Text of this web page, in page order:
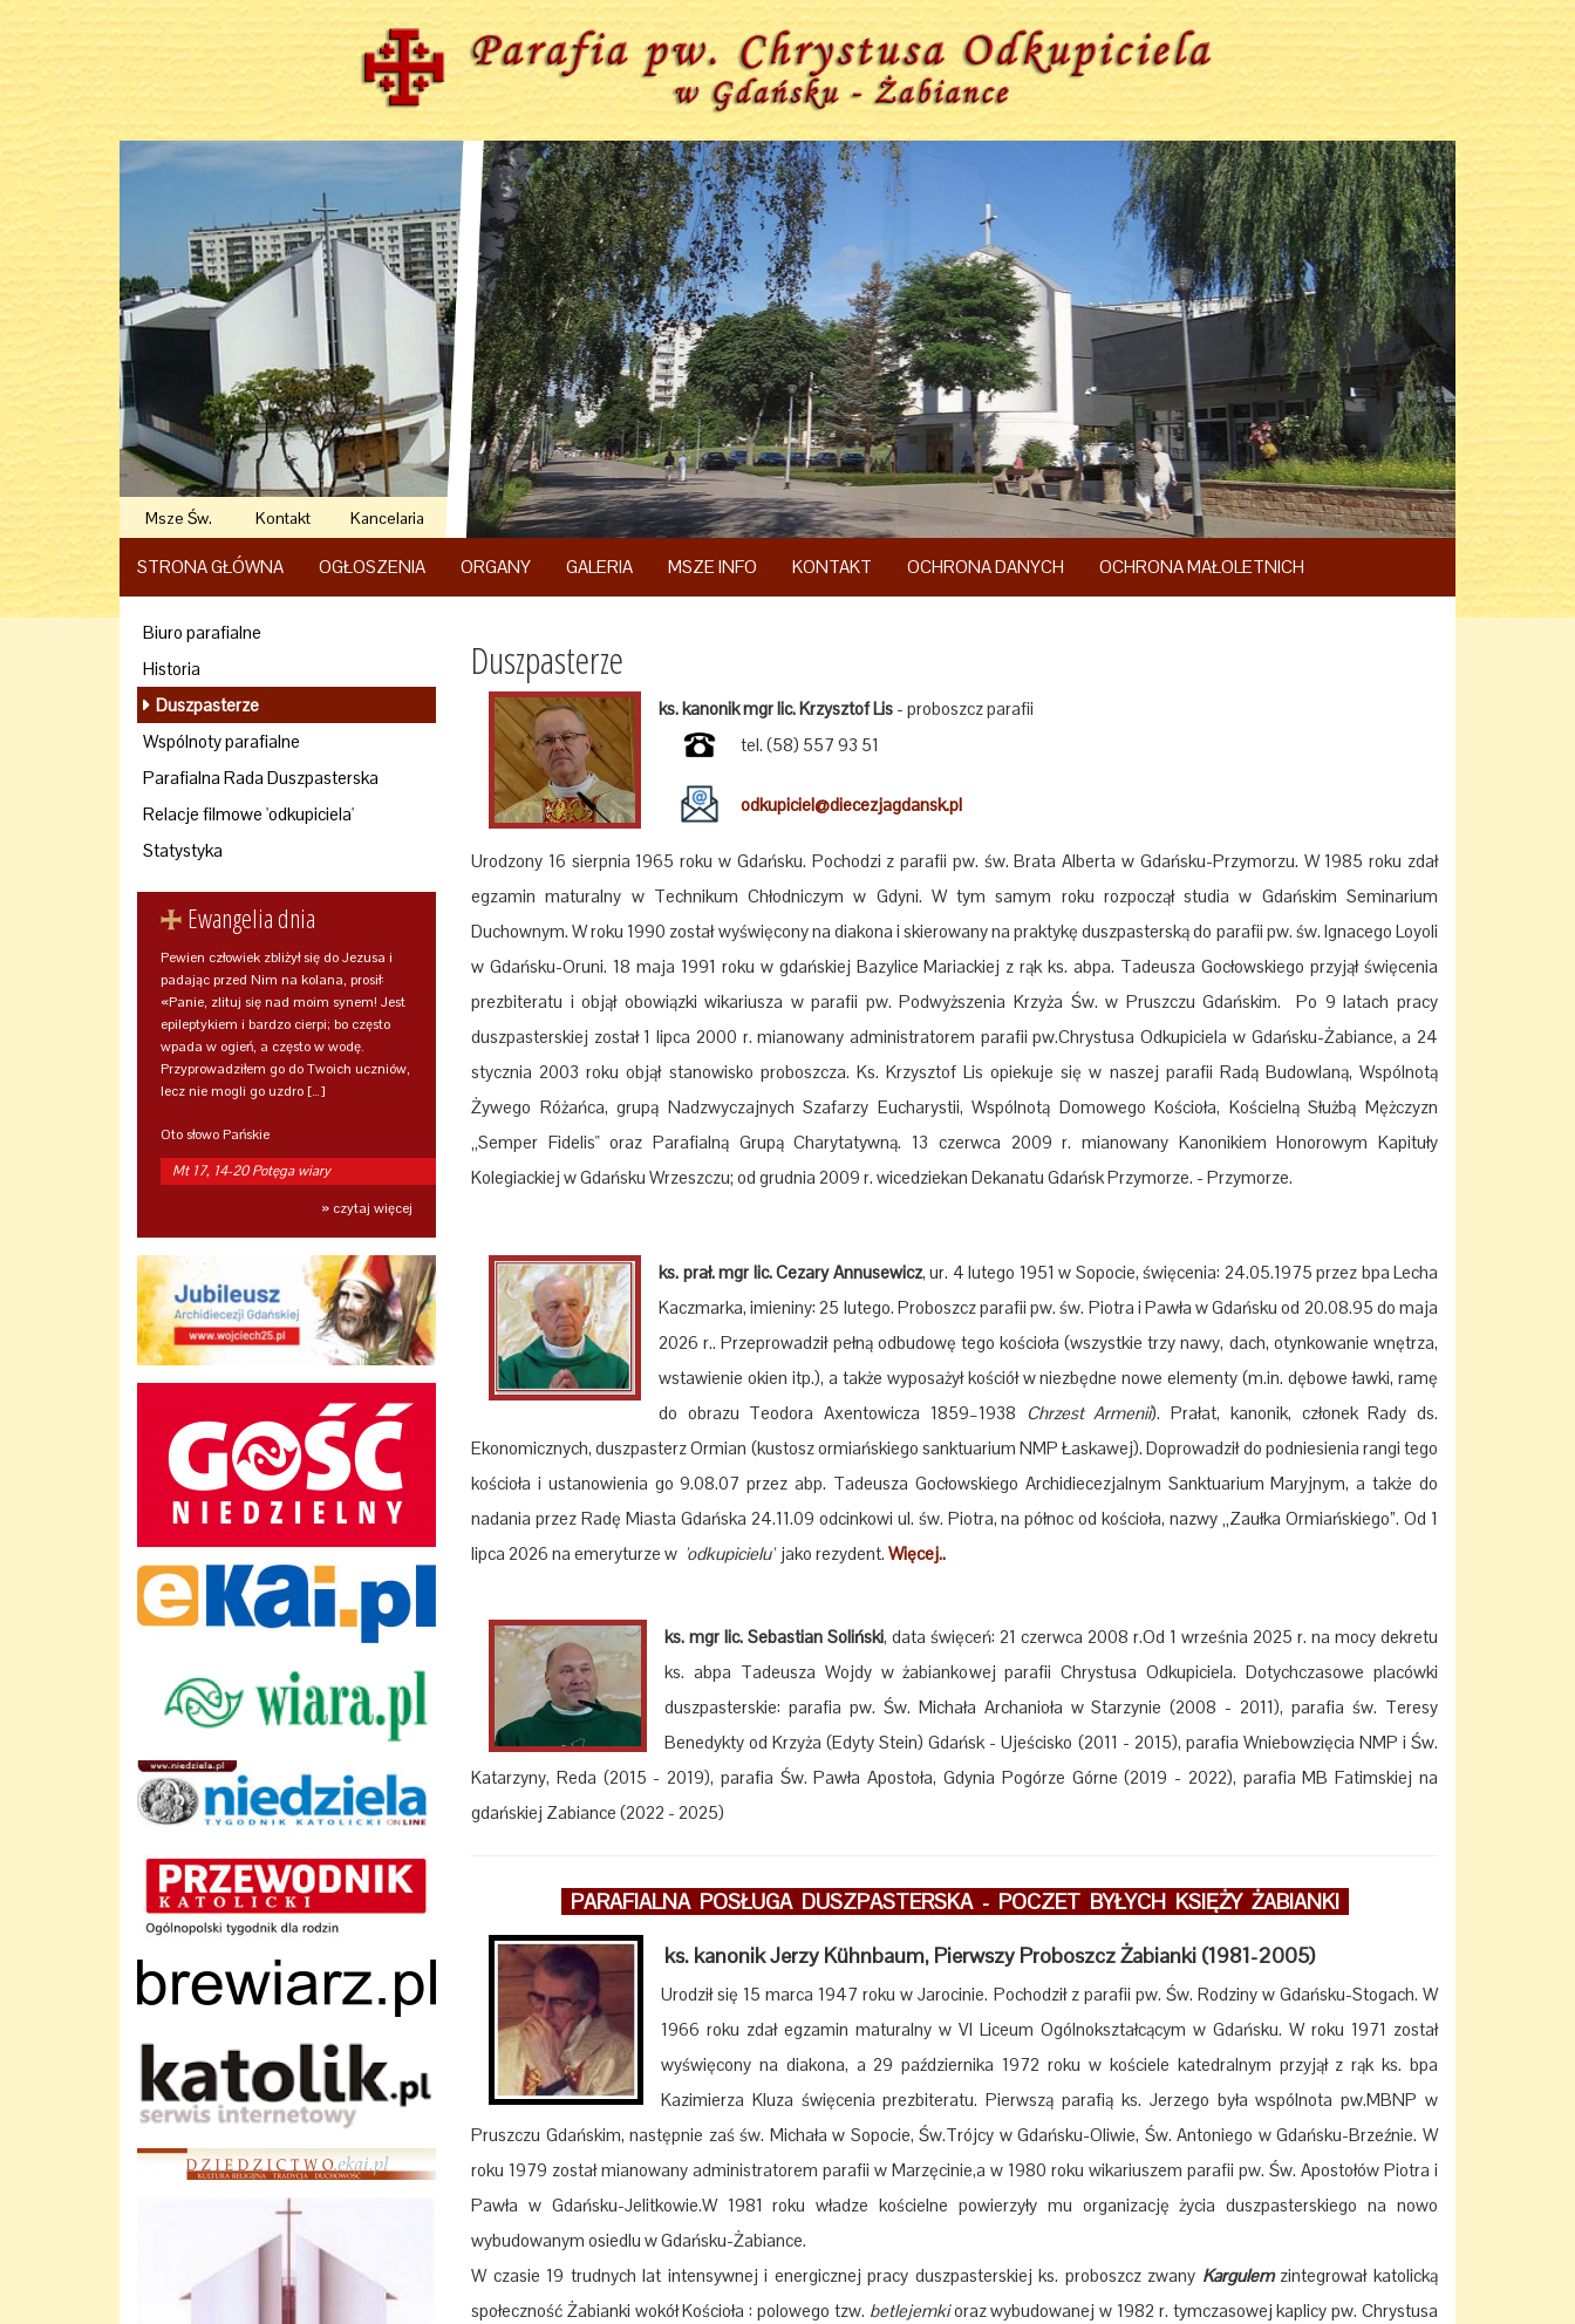
Msze Św. Kontakt Kancelaria
STRONA GŁÓWNA OGŁOSZENIA ORGANY GALERIA MSZE INFO KONTAKT OCHRONA DANYCH OCHRONA MAŁOLETNICH
Biuro parafialne
Historia
Duszpasterze
Wspólnoty parafialne
Parafialna Rada Duszpasterska
Relacje filmowe 'odkupiciela'
Statystyka
Ewangelia dnia
Pewien człowiek zbliżył się do Jezusa i
padając przed Nim na kolana, prosił:
«Panie, zlituj się nad moim synem! Jest
epileptykiem i bardzo cierpi; bo często
wpada w ogień, a często w wodę.
Przyprowadziłem go do Twoich uczniów,
lecz nie mogli go uzdro […]
Oto słowo Pańskie
Mt 17, 14-20 Potęga wiary
» czytaj więcej
Duszpasterze
ks. kanonik mgr lic. Krzysztof Lis - proboszcz parafii
tel. (58) 557 93 51
odkupiciel@diecezjagdansk.pl
Urodzony 16 sierpnia 1965 roku w Gdańsku. Pochodzi z parafii pw. św. Brata Alberta w Gdańsku-Przymorzu. W 1985 roku zdał
egzamin maturalny w Technikum Chłodniczym w Gdyni. W tym samym roku rozpoczął studia w Gdańskim Seminarium
Duchownym. W roku 1990 został wyświęcony na diakona i skierowany na praktykę duszpasterską do parafii pw. św. Ignacego Loyoli
w Gdańsku-Oruni. 18 maja 1991 roku w gdańskiej Bazylice Mariackiej z rąk ks. abpa. Tadeusza Gocłowskiego przyjął święcenia
prezbiteratu i objął obowiązki wikariusza w parafii pw. Podwyższenia Krzyża Św. w Pruszczu Gdańskim. Po 9 latach pracy
duszpasterskiej został 1 lipca 2000 r. mianowany administratorem parafii pw.Chrystusa Odkupiciela w Gdańsku-Żabiance, a 24
stycznia 2003 roku objął stanowisko proboszcza. Ks. Krzysztof Lis opiekuje się w naszej parafii Radą Budowlaną, Wspólnotą
Żywego Różańca, grupą Nadzwyczajnych Szafarzy Eucharystii, Wspólnotą Domowego Kościoła, Kościelną Służbą Mężczyzn
„Semper Fidelis" oraz Parafialną Grupą Charytatywną. 13 czerwca 2009 r. mianowany Kanonikiem Honorowym Kapituły
Kolegiackiej w Gdańsku Wrzeszczu; od grudnia 2009 r. wicedziekan Dekanatu Gdańsk Przymorze. - Przymorze.
ks. prał. mgr lic. Cezary Annusewicz, ur. 4 lutego 1951 w Sopocie, święcenia: 24.05.1975 przez bpa Lecha
Kaczmarka, imieniny: 25 lutego. Proboszcz parafii pw. św. Piotra i Pawła w Gdańsku od 20.08.95 do maja
2026 r.. Przeprowadził pełną odbudowę tego kościoła (wszystkie trzy nawy, dach, otynkowanie wnętrza,
wstawienie okien itp.), a także wyposażył kościół w niezbędne nowe elementy (m.in. dębowe ławki, ramę
do obrazu Teodora Axentowicza 1859–1938
Chrzest Armenii). Prałat, kanonik, członek Rady ds.
Ekonomicznych, duszpasterz Ormian (kustosz ormiańskiego sanktuarium NMP Łaskawej). Doprowadził do podniesienia rangi tego
kościoła i ustanowienia go 9.08.07 przezabp. Tadeusza Gocłowskiego Archidiecezjalnym Sanktuarium Maryjnym, a także do
nadania przezRadę Miasta Gdańska 24.11.09 odcinkowi ul. św. Piotra, na północ od kościoła, nazwy „Zaułka Ormiańskiego”. Od 1
lipca 2026 na emeryturze w 'odkupicielu'jako rezydent. Więcej..
ks. mgr lic. Sebastian Soliński, data święceń: 21 czerwca 2008 r.Od 1 września 2025 r. na mocy dekretu
ks. abpa Tadeusza Wojdy w żabiankowej parafii Chrystusa Odkupiciela. Dotychczasowe placówki
duszpasterskie: parafia pw. Św. Michała Archanioła w Starzynie (2008 - 2011), parafia św. Teresy
Benedykty od Krzyża (Edyty Stein) Gdańsk - Ujeścisko (2011 - 2015), parafia Wniebowzięcia NMP i Św.
Katarzyny, Reda (2015 - 2019), parafia Św. Pawła Apostoła, Gdynia Pogórze Górne (2019 - 2022), parafia MB Fatimskiej na
gdańskiej Zabiance (2022 - 2025)
PARAFIALNA POSŁUGA DUSZPASTERSKA - POCZET BYŁYCH KSIĘŻY ŻABIANKI
ks. kanonik Jerzy Kühnbaum, Pierwszy Proboszcz Żabianki (1981-2005)
Urodził się 15 marca 1947 roku w Jarocinie. Pochodził z parafii pw. Św. Rodziny w Gdańsku-Stogach. W
1966 roku zdał egzamin maturalny w VI Liceum Ogólnokształcącym w Gdańsku. W roku 1971 został
wyświęcony na diakona, a 29 października 1972 roku w kościele katedralnym przyjął z rąk ks. bpa
Kazimierza Kluza święcenia prezbiteratu. Pierwszą parafią ks. Jerzego była wspólnota pw.MBNP w
Pruszczu Gdańskim, następnie zaś św. Michała w Sopocie, Św.Trójcy w Gdańsku-Oliwie, Św. Antoniego w Gdańsku-Brzeźnie. W
roku 1979 został mianowany administratorem parafii w Marzęcinie,a w 1980 roku wikariuszem parafii pw. Św. Apostołów Piotra i
Pawła w Gdańsku-Jelitkowie.W 1981 roku władze kościelne powierzyły mu organizację życia duszpasterskiego na nowo
wybudowanym osiedlu w Gdańsku-Żabiance.
W czasie 19 trudnych lat intensywnej i energicznej pracy duszpasterskiej ks. proboszcz zwany Kargulemzintegrował katolicką
społeczność Żabianki wokół Kościoła : polowego tzw. betlejemkioraz wybudowanej w 1982 r. tymczasowej kaplicy pw. Chrystusa